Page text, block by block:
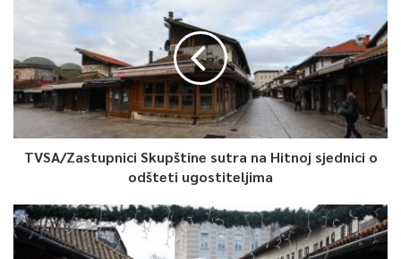
TVSA/Zastupnici Skupštine sutra na Hitnoj sjednici o
odšteti ugostiteljima